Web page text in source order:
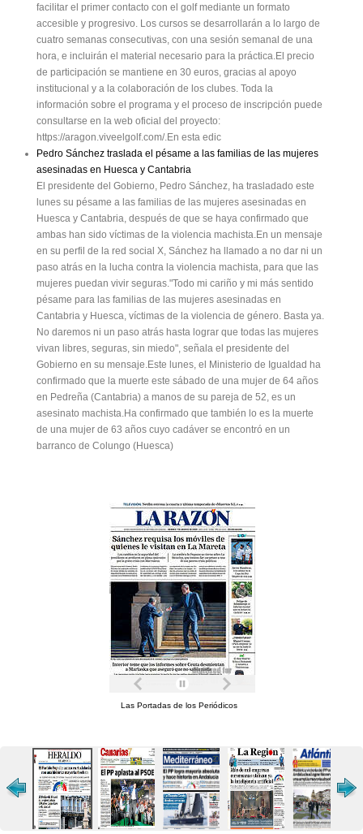
facilitar el primer contacto con el golf mediante un formato
accesible y progresivo. Los cursos se desarrollarán a lo largo de
cuatro semanas consecutivas, con una sesión semanal de una
hora, e incluirán el material necesario para la práctica.El precio
de participación se mantiene en 30 euros, gracias al apoyo
institucional y a la colaboración de los clubes. Toda la
información sobre el programa y el proceso de inscripción puede
consultarse en la web oficial del proyecto:
https://aragon.viveelgolf.com/.En esta edic
Pedro Sánchez traslada el pésame a las familias de las mujeres
asesinadas en Huesca y Cantabria
El presidente del Gobierno, Pedro Sánchez, ha trasladado este
lunes su pésame a las familias de las mujeres asesinadas en
Huesca y Cantabria, después de que se haya confirmado que
ambas han sido víctimas de la violencia machista.En un mensaje
en su perfil de la red social X, Sánchez ha llamado a no dar ni un
paso atrás en la lucha contra la violencia machista, para que las
mujeres puedan vivir seguras."Todo mi cariño y mi más sentido
pésame para las familias de las mujeres asesinadas en
Cantabria y Huesca, víctimas de la violencia de género. Basta ya.
No daremos ni un paso atrás hasta lograr que todas las mujeres
vivan libres, seguras, sin miedo", señala el presidente del
Gobierno en su mensaje.Este lunes, el Ministerio de Igualdad ha
confirmado que la muerte este sábado de una mujer de 64 años
en Pedreña (Cantabria) a manos de su pareja de 52, es un
asesinato machista.Ha confirmado que también lo es la muerte
de una mujer de 63 años cuyo cadáver se encontró en un
barranco de Colungo (Huesca)
Las Portadas de los Periódicos